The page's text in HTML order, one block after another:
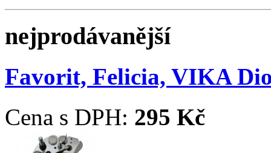
nejprodávanější
Favorit, Felicia, VIKA
Cena s DPH: 295 Kč